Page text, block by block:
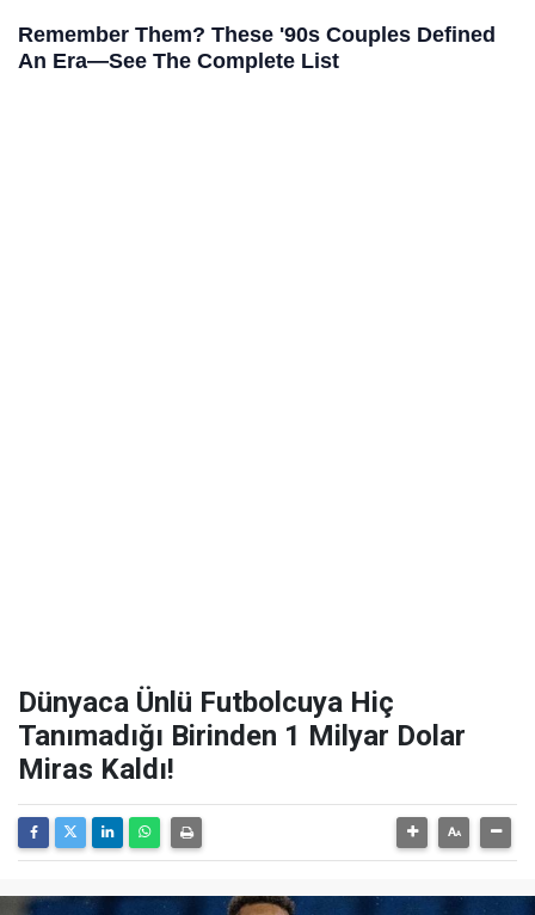
Dünyaca Ünlü Futbolcuya Hiç
Tanımadığı Birinden 1 Milyar Dolar
Miras Kaldı!